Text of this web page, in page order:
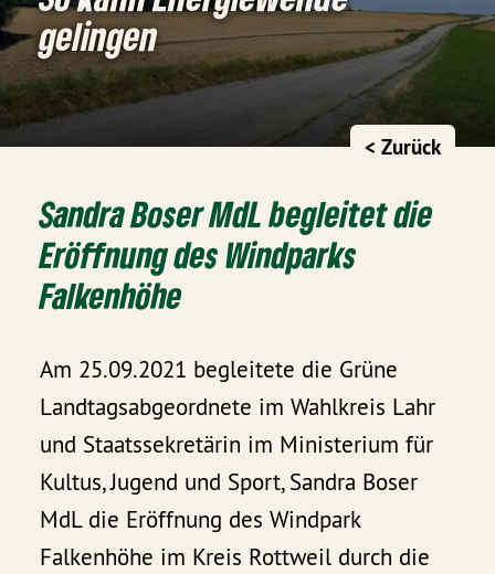
gelingen
< Zurück
Sandra Boser MdL begleitet die
Eröffnung des Windparks
Falkenhöhe
Am 25.09.2021 begleitete die Grüne
Landtagsabgeordnete im Wahlkreis Lahr
und Staatssekretärin im Ministerium für
Kultus, Jugend und Sport, Sandra Boser
MdL die Eröffnung des Windpark
Falkenhöhe im Kreis Rottweil durch die